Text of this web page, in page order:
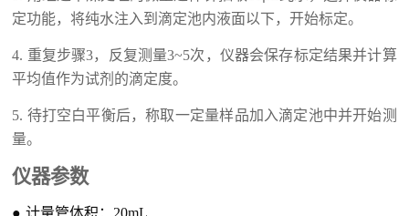
定功能，将纯水注入到滴定池内液面以下，开始标定。
4. 重复步骤3，反复测量3~5次，仪器会保存标定结果并计算
平均值作为试剂的滴定度。
5. 待打空白平衡后，称取一定量样品加入滴定池中并开始测
量。
仪器参数
● 计量管体积： 20mL